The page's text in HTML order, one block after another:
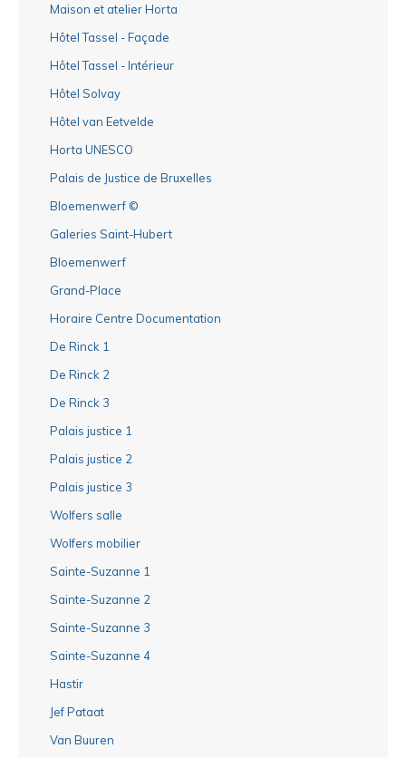
Maison et atelier Horta
Hôtel Tassel - Façade
Hôtel Tassel - Intérieur
Hôtel Solvay
Hôtel van Eetvelde
Horta UNESCO
Palais de Justice de Bruxelles
Bloemenwerf ©
Galeries Saint-Hubert
Bloemenwerf
Grand-Place
Horaire Centre Documentation
De Rinck 1
De Rinck 2
De Rinck 3
Palais justice 1
Palais justice 2
Palais justice 3
Wolfers salle
Wolfers mobilier
Sainte-Suzanne 1
Sainte-Suzanne 2
Sainte-Suzanne 3
Sainte-Suzanne 4
Hastir
Jef Pataat
Van Buuren